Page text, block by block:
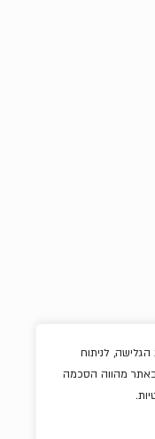
הגלישה, לניתוח
באתר מהווה הסכמה